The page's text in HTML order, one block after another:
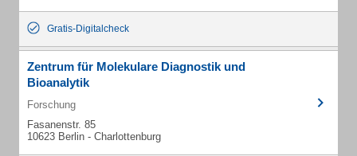
Gratis-Digitalcheck
Zentrum für Molekulare Diagnostik und
Bioanalytik
Forschung
Fasanenstr. 85
10623 Berlin - Charlottenburg